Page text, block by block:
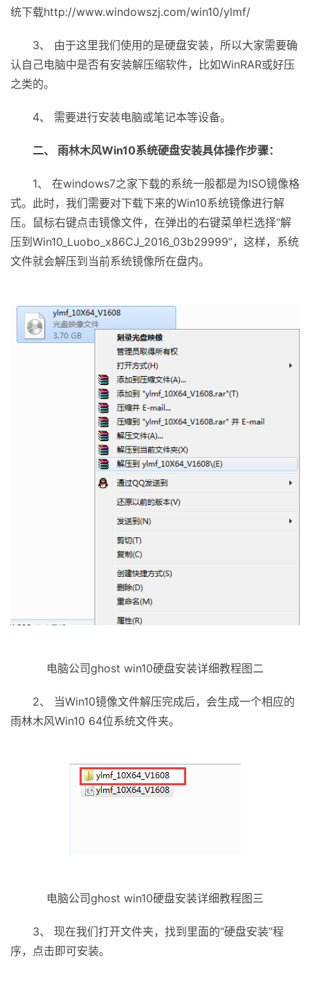
统下载http://www.windowszj.com/win10/ylmf/
3、 由于这里我们使用的是硬盘安装，所以大家需要确
认自己电脑中是否有安装解压缩软件，比如WinRAR或好压
之类的。
4、 需要进行安装电脑或笔记本等设备。
二、 雨林木风Win10系统硬盘安装具体操作步骤：
1、 在windows7之家下载的系统一般都是为ISO镜像格
式。此时，我们需要对下载下来的Win10系统镜像进行解
压。鼠标右键点击镜像文件，在弹出的右键菜单栏选择“解
压到Win10_Luobo_x86CJ_2016_03b29999”，这样，系统
文件就会解压到当前系统镜像所在盘内。
电脑公司ghost win10硬盘安装详细教程图二
2、 当Win10镜像文件解压完成后，会生成一个相应的
雨林木风Win10 64位系统文件夹。
电脑公司ghost win10硬盘安装详细教程图三
3、 现在我们打开文件夹，找到里面的“硬盘安装”程
序，点击即可安装。